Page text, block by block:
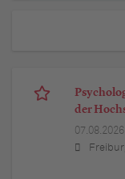
der
07.08.2026,